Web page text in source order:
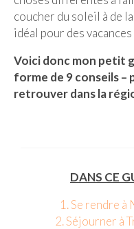
Chine
Guilin &
Kamakura
coucher du soleil à de
idéal pour des
Voici donc mon petit
forme de 9 conseils –
retrouver dans la
DANS CE
1. Se rendre à
2. Séjourner à